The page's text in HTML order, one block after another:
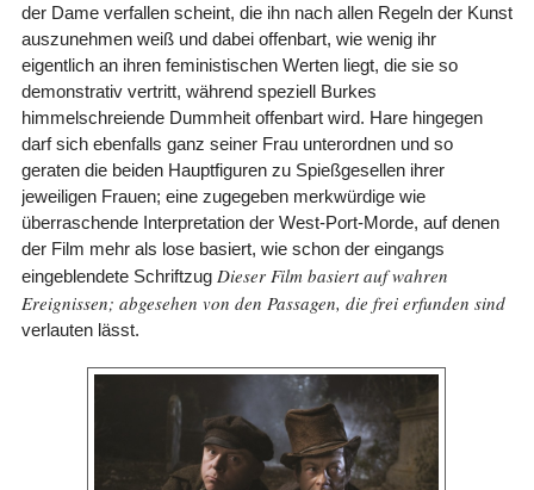
der Dame verfallen scheint, die ihn nach allen Regeln der Kunst
auszunehmen weiß und dabei offenbart, wie wenig ihr
eigentlich an ihren feministischen Werten liegt, die sie so
demonstrativ vertritt, während speziell Burkes
himmelschreiende Dummheit offenbart wird. Hare hingegen
darf sich ebenfalls ganz seiner Frau unterordnen und so
geraten die beiden Hauptfiguren zu Spießgesellen ihrer
jeweiligen Frauen; eine zugegeben merkwürdige wie
überraschende Interpretation der West-Port-Morde, auf denen
der Film mehr als lose basiert, wie schon der eingangs
eingeblendete Schriftzug Dieser Film basiert auf wahren
Ereignissen; abgesehen von den Passagen, die frei erfunden sind
verlauten lässt.